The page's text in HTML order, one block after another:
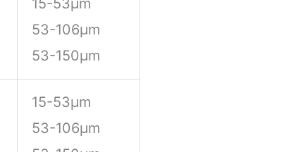
15-53μm
53-106μm
53-150μm
15-53μm
53-106μm